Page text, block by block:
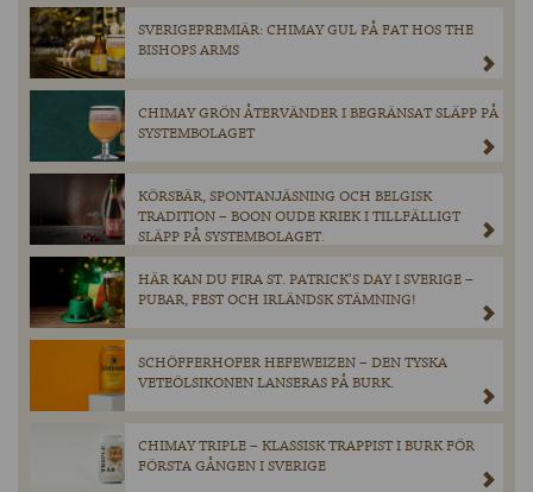
SVERIGEPREMIÄR: CHIMAY GUL PÅ FAT HOS THE
BISHOPS ARMS
CHIMAY GRÖN ÅTERVÄNDER I BEGRÄNSAT SLÄPP PÅ
SYSTEMBOLAGET
KÖRSBÄR, SPONTANJÄSNING OCH BELGISK
TRADITION – BOON OUDE KRIEK I TILLFÄLLIGT
SLÄPP PÅ SYSTEMBOLAGET.
HÄR KAN DU FIRA ST. PATRICK’S DAY I SVERIGE –
PUBAR, FEST OCH IRLÄNDSK STÄMNING!
SCHÖFFERHOFER HEFEWEIZEN – DEN TYSKA
VETEÖLSIKONEN LANSERAS PÅ BURK.
CHIMAY TRIPLE – KLASSISK TRAPPIST I BURK FÖR
FÖRSTA GÅNGEN I SVERIGE